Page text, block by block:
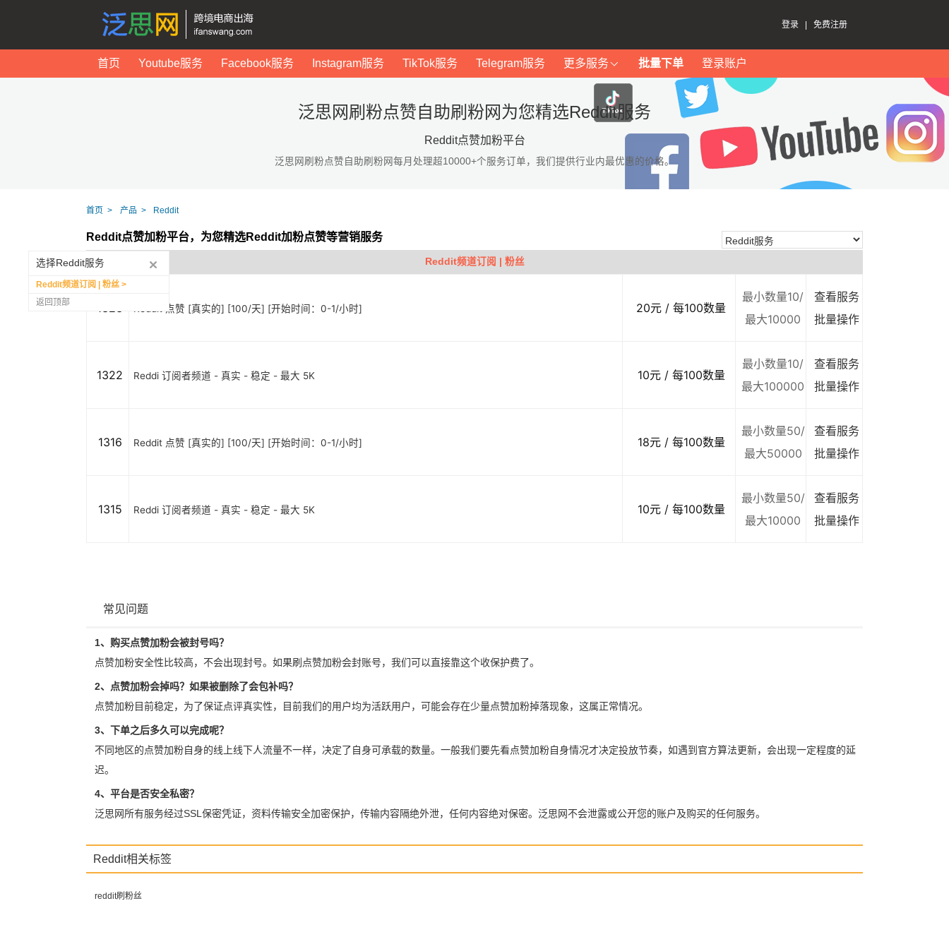
登录 免费注册
首页 Youtube服务 Facebook服务 Instagram服务 TikTok服务 Telegram服务 更多服务 批量下单 登录账户
泛思网刷粉点赞自助刷粉网为您精选Reddit服务
Reddit点赞加粉平台
泛思网刷粉点赞自助刷粉网每月处理超10000+个服务订单，我们提供行业内最优惠的价格。
首页 产品 Reddit
Reddit点赞加粉平台，为您精选Reddit加粉点赞等营销服务
Reddit频道订阅 | 粉丝
1323 Reddit 点赞 [真实的] [100/天] [开始时间：0-1/小时] 20元 / 每100数量
最小数量10/
最大10000
查看服务
批量操作
1322 Reddi 订阅者频道 - 真实 - 稳定 - 最大 5K 10元 / 每100数量
最小数量10/
最大100000
查看服务
批量操作
1316 Reddit 点赞 [真实的] [100/天] [开始时间：0-1/小时] 18元 / 每100数量
最小数量50/
最大50000
查看服务
批量操作
1315 Reddi 订阅者频道 - 真实 - 稳定 - 最大 5K 10元 / 每100数量
最小数量50/
最大10000
查看服务
批量操作
常见问题
1、购买点赞加粉会被封号吗？
点赞加粉安全性比较高，不会出现封号。如果刷点赞加粉会封账号，我们可以直接靠这个收保护费了。
2、点赞加粉会掉吗？如果被删除了会包补吗？
点赞加粉目前稳定，为了保证点评真实性，目前我们的用户均为活跃用户，可能会存在少量点赞加粉掉落现象，这属正常情况。
3、下单之后多久可以完成呢？
不同地区的点赞加粉自身的线上线下人流量不一样，决定了自身可承载的数量。一般我们要先看点赞加粉自身情况才决定投放节奏，如遇到官方算法更新，会出现一定程度的延
迟。
4、平台是否安全私密？
泛思网所有服务经过SSL保密凭证，资料传输安全加密保护，传输内容隔绝外泄，任何内容绝对保密。泛思网不会泄露或公开您的账户及购买的任何服务。
Reddit相关标签
reddit刷粉丝
选择Reddit服务
Reddit频道订阅 | 粉丝
返回顶部